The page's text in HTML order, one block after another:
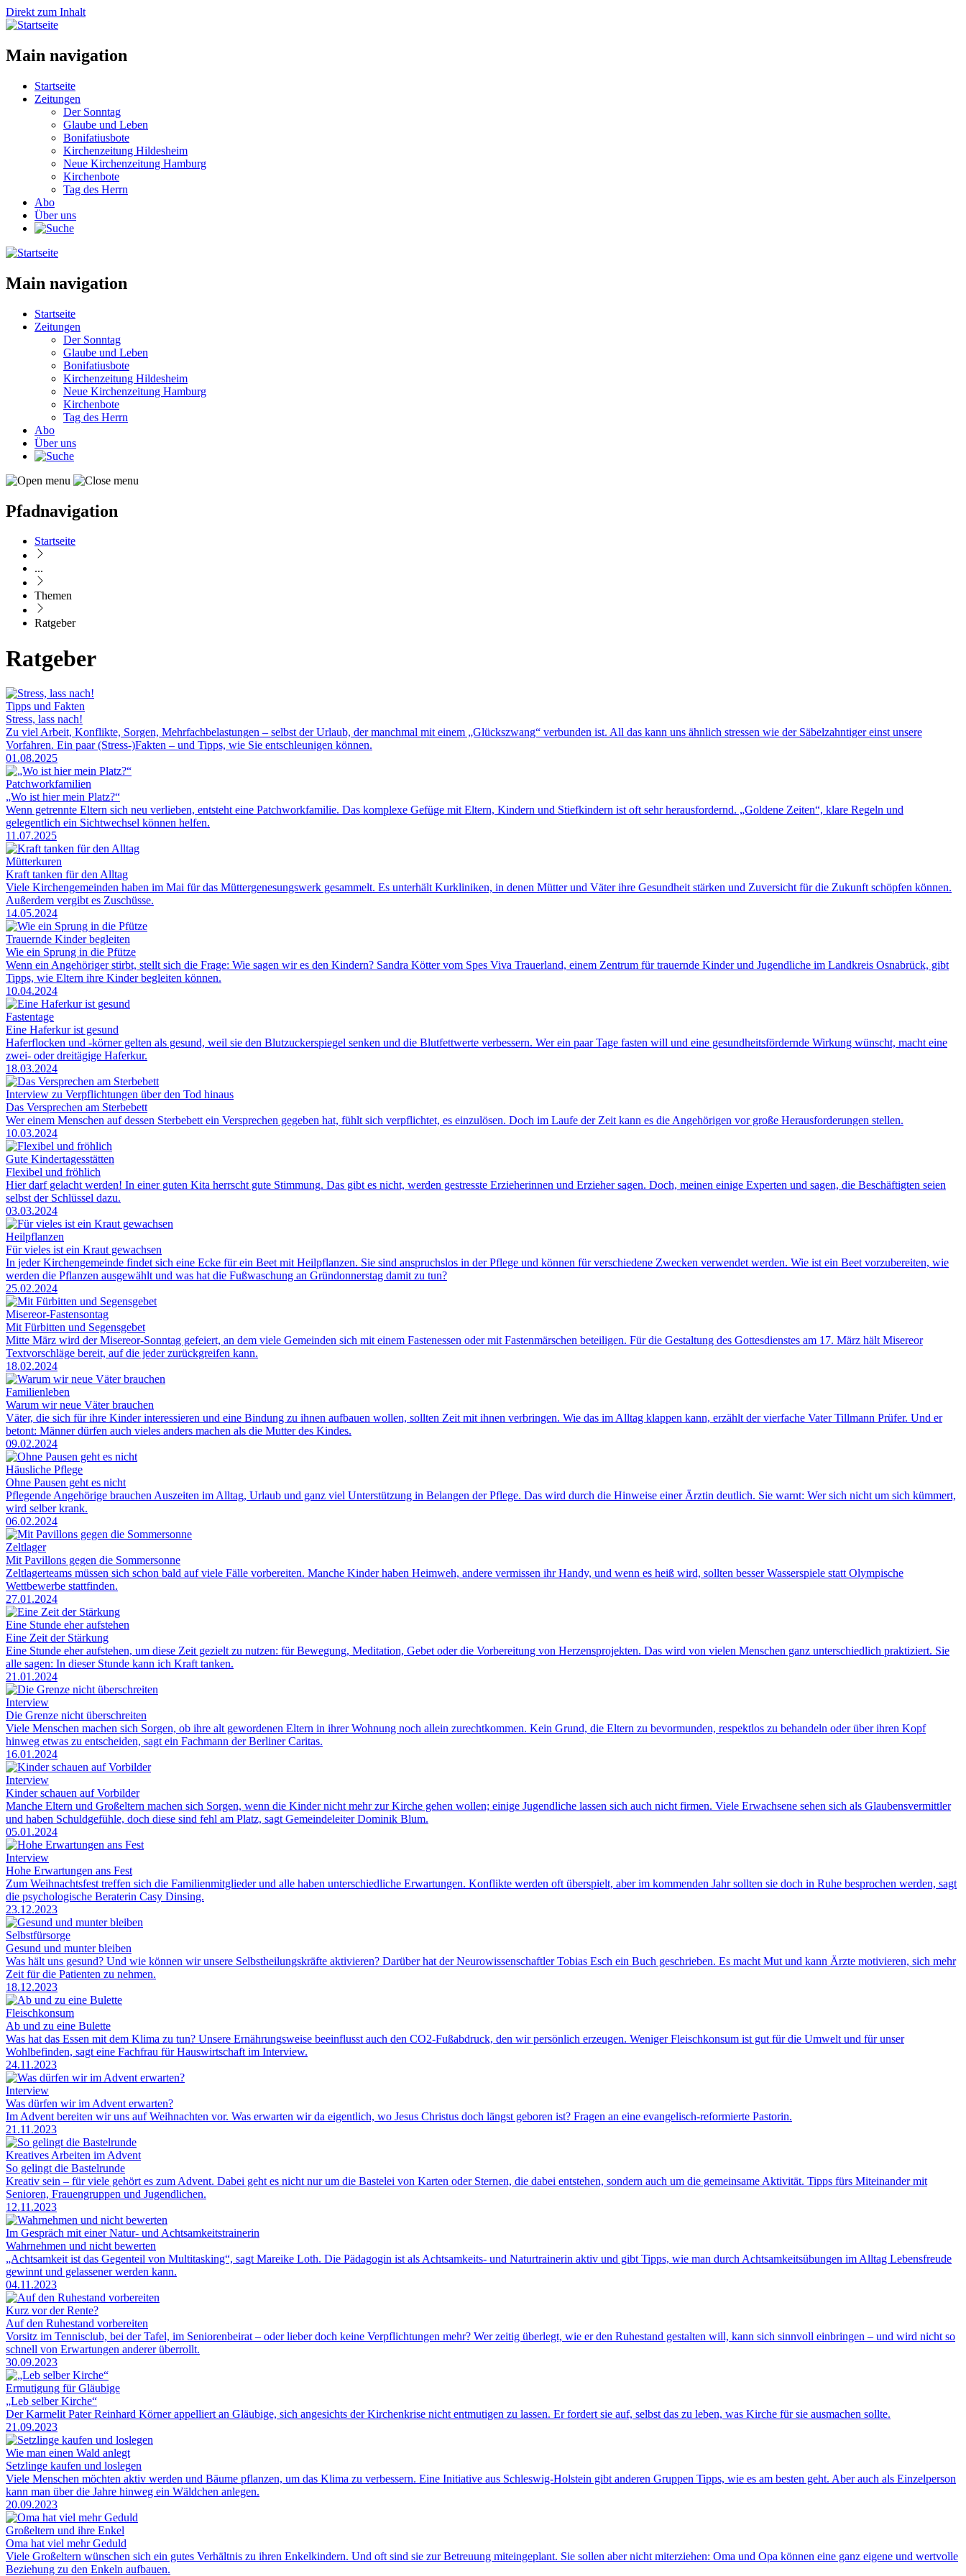
Direkt zum Inhalt
Main navigation
Startseite
Zeitungen
Der Sonntag
Glaube und Leben
Bonifatiusbote
Kirchenzeitung Hildesheim
Neue Kirchenzeitung Hamburg
Kirchenbote
Tag des Herrn
Abo
Über uns
Main navigation
Startseite
Zeitungen
Der Sonntag
Glaube und Leben
Bonifatiusbote
Kirchenzeitung Hildesheim
Neue Kirchenzeitung Hamburg
Kirchenbote
Tag des Herrn
Abo
Über uns
Pfadnavigation
Startseite
...
Themen
Ratgeber
Ratgeber
Tipps und Fakten
Stress, lass nach!
Zu viel Arbeit, Konflikte, Sorgen, Mehrfachbelastungen – selbst der Urlaub, der manchmal mit einem „Glückszwang“ verbunden ist. All das kann uns ähnlich stressen wie der Säbelzahntiger einst unsere
Vorfahren. Ein paar (Stress-)Fakten – und Tipps, wie Sie entschleunigen können.
01.08.2025
Patchworkfamilien
„Wo ist hier mein Platz?“
Wenn getrennte Eltern sich neu verlieben, entsteht eine Patchworkfamilie. Das komplexe Gefüge mit Eltern, Kindern und Stiefkindern ist oft sehr herausfordernd. „Goldene Zeiten“, klare Regeln und
gelegentlich ein Sichtwechsel können helfen.
11.07.2025
Mütterkuren
Kraft tanken für den Alltag
Viele Kirchengemeinden haben im Mai für das Müttergenesungswerk gesammelt. Es unterhält Kurkliniken, in denen Mütter und Väter ihre Gesundheit stärken und Zuversicht für die Zukunft schöpfen können.
Außerdem vergibt es Zuschüsse.
14.05.2024
Trauernde Kinder begleiten
Wie ein Sprung in die Pfütze
Wenn ein Angehöriger stirbt, stellt sich die Frage: Wie sagen wir es den Kindern? Sandra Kötter vom Spes Viva Trauerland, einem Zentrum für trauernde Kinder und Jugendliche im Landkreis Osnabrück, gibt
Tipps, wie Eltern ihre Kinder begleiten können.
10.04.2024
Fastentage
Eine Haferkur ist gesund
Haferflocken und -körner gelten als gesund, weil sie den Blutzuckerspiegel senken und die Blutfettwerte verbessern. Wer ein paar Tage fasten will und eine gesundheitsfördernde Wirkung wünscht, macht eine
zwei- oder dreitägige Haferkur.
18.03.2024
Interview zu Verpflichtungen über den Tod hinaus
Das Versprechen am Sterbebett
Wer einem Menschen auf dessen Sterbebett ein Versprechen gegeben hat, fühlt sich verpflichtet, es einzulösen. Doch im Laufe der Zeit kann es die Angehörigen vor große Herausforderungen stellen.
10.03.2024
Gute Kindertagesstätten
Flexibel und fröhlich
Hier darf gelacht werden! In einer guten Kita herrscht gute Stimmung. Das gibt es nicht, werden gestresste Erzieherinnen und Erzieher sagen. Doch, meinen einige Experten und sagen, die Beschäftigten seien
selbst der Schlüssel dazu.
03.03.2024
Heilpflanzen
Für vieles ist ein Kraut gewachsen
In jeder Kirchengemeinde findet sich eine Ecke für ein Beet mit Heilpflanzen. Sie sind anspruchslos in der Pflege und können für verschiedene Zwecken verwendet werden. Wie ist ein Beet vorzubereiten, wie
werden die Pflanzen ausgewählt und was hat die Fußwaschung an Gründonnerstag damit zu tun?
25.02.2024
Misereor-Fastensontag
Mit Fürbitten und Segensgebet
Mitte März wird der Misereor-Sonntag gefeiert, an dem viele Gemeinden sich mit einem Fastenessen oder mit Fastenmärschen beteiligen. Für die Gestaltung des Gottesdienstes am 17. März hält Misereor
Textvorschläge bereit, auf die jeder zurückgreifen kann.
18.02.2024
Familienleben
Warum wir neue Väter brauchen
Väter, die sich für ihre Kinder interessieren und eine Bindung zu ihnen aufbauen wollen, sollten Zeit mit ihnen verbringen. Wie das im Alltag klappen kann, erzählt der vierfache Vater Tillmann Prüfer. Und er
betont: Männer dürfen auch vieles anders machen als die Mutter des Kindes.
09.02.2024
Häusliche Pflege
Ohne Pausen geht es nicht
Pflegende Angehörige brauchen Auszeiten im Alltag, Urlaub und ganz viel Unterstützung in Belangen der Pflege. Das wird durch die Hinweise einer Ärztin deutlich. Sie warnt: Wer sich nicht um sich kümmert,
wird selber krank.
06.02.2024
Zeltlager
Mit Pavillons gegen die Sommersonne
Zeltlagerteams müssen sich schon bald auf viele Fälle vorbereiten. Manche Kinder haben Heimweh, andere vermissen ihr Handy, und wenn es heiß wird, sollten besser Wasserspiele statt Olympische
Wettbewerbe stattfinden.
27.01.2024
Eine Stunde eher aufstehen
Eine Zeit der Stärkung
Eine Stunde eher aufstehen, um diese Zeit gezielt zu nutzen: für Bewegung, Meditation, Gebet oder die Vorbereitung von Herzensprojekten. Das wird von vielen Menschen ganz unterschiedlich praktiziert. Sie
alle sagen: In dieser Stunde kann ich Kraft tanken.
21.01.2024
Interview
Die Grenze nicht überschreiten
Viele Menschen machen sich Sorgen, ob ihre alt gewordenen Eltern in ihrer Wohnung noch allein zurechtkommen. Kein Grund, die Eltern zu bevormunden, respektlos zu behandeln oder über ihren Kopf
hinweg etwas zu entscheiden, sagt ein Fachmann der Berliner Caritas.
16.01.2024
Interview
Kinder schauen auf Vorbilder
Manche Eltern und Großeltern machen sich Sorgen, wenn die Kinder nicht mehr zur Kirche gehen wollen; einige Jugendliche lassen sich auch nicht firmen. Viele Erwachsene sehen sich als Glaubensvermittler
und haben Schuldgefühle, doch diese sind fehl am Platz, sagt Gemeindeleiter Dominik Blum.
05.01.2024
Interview
Hohe Erwartungen ans Fest
Zum Weihnachtsfest treffen sich die Familienmitglieder und alle haben unterschiedliche Erwartungen. Konflikte werden oft überspielt, aber im kommenden Jahr sollten sie doch in Ruhe besprochen werden, sagt
die psychologische Beraterin Casy Dinsing.
23.12.2023
Selbstfürsorge
Gesund und munter bleiben
Was hält uns gesund? Und wie können wir unsere Selbstheilungskräfte aktivieren? Darüber hat der Neurowissenschaftler Tobias Esch ein Buch geschrieben. Es macht Mut und kann Ärzte motivieren, sich mehr
Zeit für die Patienten zu nehmen.
18.12.2023
Fleischkonsum
Ab und zu eine Bulette
Was hat das Essen mit dem Klima zu tun? Unsere Ernährungsweise beeinflusst auch den CO2-Fußabdruck, den wir persönlich erzeugen. Weniger Fleischkonsum ist gut für die Umwelt und für unser
Wohlbefinden, sagt eine Fachfrau für Hauswirtschaft im Interview.
24.11.2023
Interview
Was dürfen wir im Advent erwarten?
Im Advent bereiten wir uns auf Weihnachten vor. Was erwarten wir da eigentlich, wo Jesus Christus doch längst geboren ist? Fragen an eine evangelisch-reformierte Pastorin.
21.11.2023
Kreatives Arbeiten im Advent
So gelingt die Bastelrunde
Kreativ sein – für viele gehört es zum Advent. Dabei geht es nicht nur um die Bastelei von Karten oder Sternen, die dabei entstehen, sondern auch um die gemeinsame Aktivität. Tipps fürs Miteinander mit
Senioren, Frauengruppen und Jugendlichen.
12.11.2023
Im Gespräch mit einer Natur- und Achtsamkeitstrainerin
Wahrnehmen und nicht bewerten
„Achtsamkeit ist das Gegenteil von Multitasking“, sagt Mareike Loth. Die Pädagogin ist als Achtsamkeits- und Naturtrainerin aktiv und gibt Tipps, wie man durch Achtsamkeitsübungen im Alltag Lebensfreude
gewinnt und gelassener werden kann.
04.11.2023
Kurz vor der Rente?
Auf den Ruhestand vorbereiten
Vorsitz im Tennisclub, bei der Tafel, im Seniorenbeirat – oder lieber doch keine Verpflichtungen mehr? Wer zeitig überlegt, wie er den Ruhestand gestalten will, kann sich sinnvoll einbringen – und wird nicht so
schnell von Erwartungen anderer überrollt.
30.09.2023
Ermutigung für Gläubige
„Leb selber Kirche“
Der Karmelit Pater Reinhard Körner appelliert an Gläubige, sich angesichts der Kirchenkrise nicht entmutigen zu lassen. Er fordert sie auf, selbst das zu leben, was Kirche für sie ausmachen sollte.
21.09.2023
Wie man einen Wald anlegt
Setzlinge kaufen und loslegen
Viele Menschen möchten aktiv werden und Bäume pflanzen, um das Klima zu verbessern. Eine Initiative aus Schleswig-Holstein gibt anderen Gruppen Tipps, wie es am besten geht. Aber auch als Einzelperson
kann man über die Jahre hinweg ein Wäldchen anlegen.
20.09.2023
Großeltern und ihre Enkel
Oma hat viel mehr Geduld
Viele Großeltern wünschen sich ein gutes Verhältnis zu ihren Enkelkindern. Und oft sind sie zur Betreuung miteingeplant. Sie sollen aber nicht miterziehen: Oma und Opa können eine ganz eigene und wertvolle
Beziehung zu den Enkeln aufbauen.